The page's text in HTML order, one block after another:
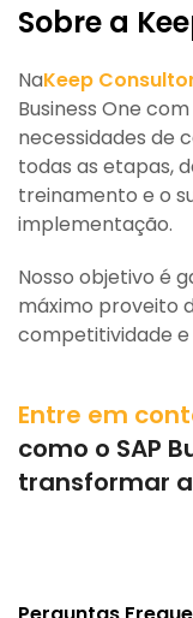
Sobre a
NaKeep
Business One
necessidades de
todas as etapas,
treinamento e o
implementação.
Nosso objetivo é
máximo proveito
competitividade
Entre em
como o SAP
transformar